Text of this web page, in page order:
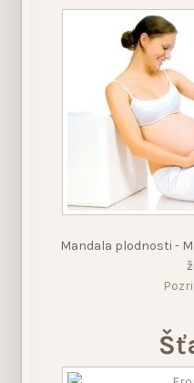
Mandala plodnosti -